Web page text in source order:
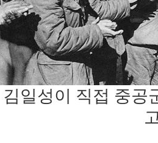
김일성이 직접 중공